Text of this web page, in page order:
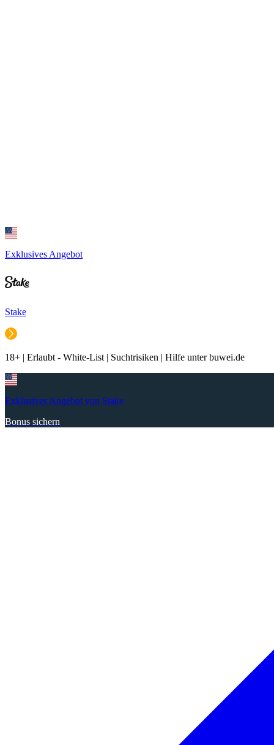
Exklusives Angebot
Stake
18+ | Erlaubt - White-List | Suchtrisiken | Hilfe unter buwei.de
Exklusives Angebot von Stake
Bonus sichern